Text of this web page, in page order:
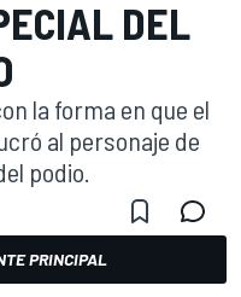
DEL
la forma en que el
al personaje de
podio.
PRINCIPAL